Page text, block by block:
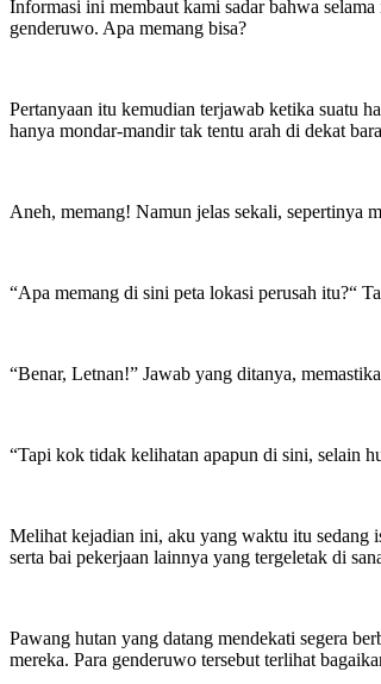
Informasi ini membaut kami sadar bahwa
genderuwo. Apa memang bisa?
Pertanyaan itu kemudian terjawab ketika suatu
hanya mondar-mandir tak tentu arah di dekat
Aneh, memang! Namun jelas sekali, sepertinya
“Apa memang di sini peta lokasi perusah itu?“
“Benar, Letnan!” Jawab yang ditanya,
“Tapi kok tidak kelihatan apapun di sini, selain
Melihat kejadian ini, aku yang waktu itu sedang
serta bai pekerjaan lainnya yang tergeletak di
Pawang hutan yang datang mendekati segera
mereka. Para genderuwo tersebut terlihat